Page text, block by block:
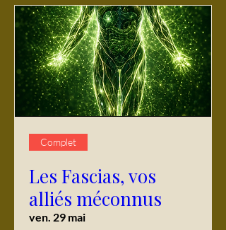
Complet
Les Fascias, vos
alliés méconnus
ven. 29 mai